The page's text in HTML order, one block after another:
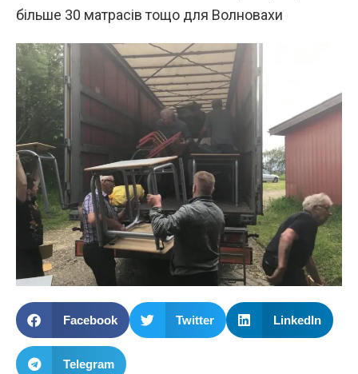
більше 30 матрасів тощо для Волновахи
Facebook Twitter LinkedIn
Telegram